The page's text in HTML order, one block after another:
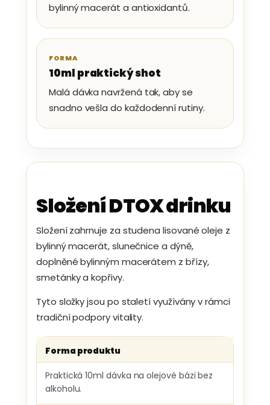
bylinný macerát a antioxidantů.
FORMA
10ml praktický shot
Malá dávka navržená tak, aby se
snadno vešla do každodenní rutiny.
Složení DTOX drinku
Složení zahrnuje za studena lisované oleje z
bylinný macerát, slunečnice a dýně,
doplněné bylinným macerátem z břízy,
smetánky a kopřivy.
Tyto složky jsou po staletí využívány v rámci
tradiční podpory vitality.
Forma produktu
Praktická 10ml dávka na olejové bázi bez
alkoholu.